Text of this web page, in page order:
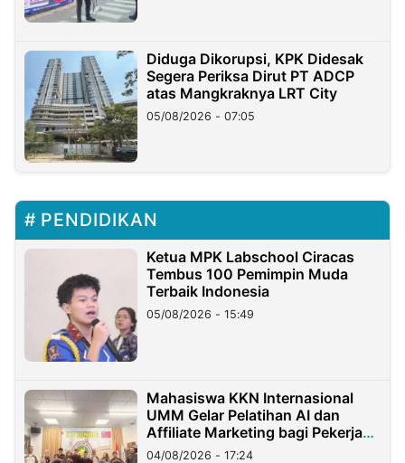
Diduga Dikorupsi, KPK Didesak
Segera Periksa Dirut PT ADCP
atas Mangkraknya LRT City
05/08/2026 - 07:05
PENDIDIKAN
Ketua MPK Labschool Ciracas
Tembus 100 Pemimpin Muda
Terbaik Indonesia
05/08/2026 - 15:49
Mahasiswa KKN Internasional
UMM Gelar Pelatihan AI dan
Affiliate Marketing bagi Pekerja
Migran Indonesia di Taiwan
04/08/2026 - 17:24